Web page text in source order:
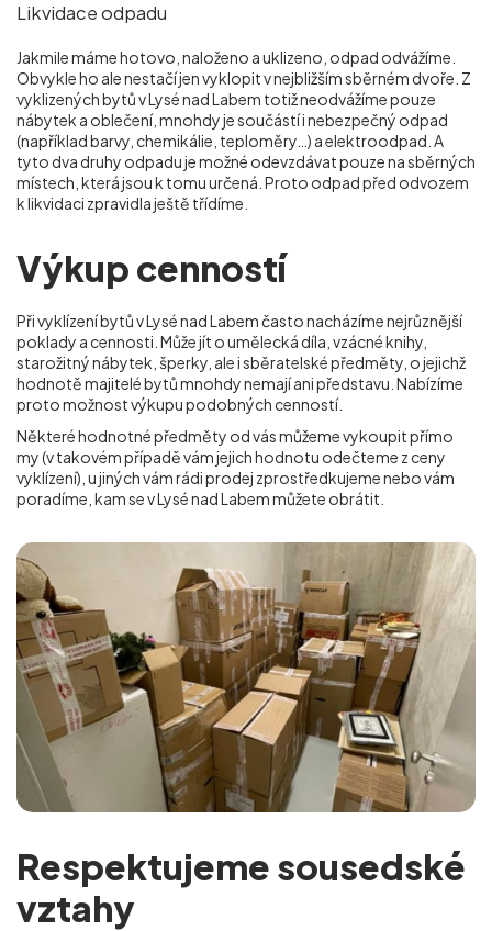
Likvidace odpadu
Jakmile máme hotovo, naloženo a uklizeno, odpad odvážíme.
Obvykle ho ale nestačí jen vyklopit v nejbližším sběrném dvoře. Z
vyklizených bytů v Lysé nad Labem totiž neodvážíme pouze
nábytek a oblečení, mnohdy je součástí i nebezpečný odpad
(například barvy, chemikálie, teploměry…) a elektroodpad. A
tyto dva druhy odpadu je možné odevzdávat pouze na sběrných
místech, která jsou k tomu určená. Proto odpad před odvozem
k likvidaci zpravidla ještě třídíme.
Výkup cenností
Při vyklízení bytů v Lysé nad Labem často nacházíme nejrůznější
poklady a cennosti. Může jít o umělecká díla, vzácné knihy,
starožitný nábytek, šperky, ale i sběratelské předměty, o jejichž
hodnotě majitelé bytů mnohdy nemají ani představu. Nabízíme
proto možnost výkupu podobných cenností.
Některé hodnotné předměty od vás můžeme vykoupit přímo
my (v takovém případě vám jejich hodnotu odečteme z ceny
vyklízení), u jiných vám rádi prodej zprostředkujeme nebo vám
poradíme, kam sev Lysé nad Labemmůžete obrátit.
Respektujeme sousedské
vztahy